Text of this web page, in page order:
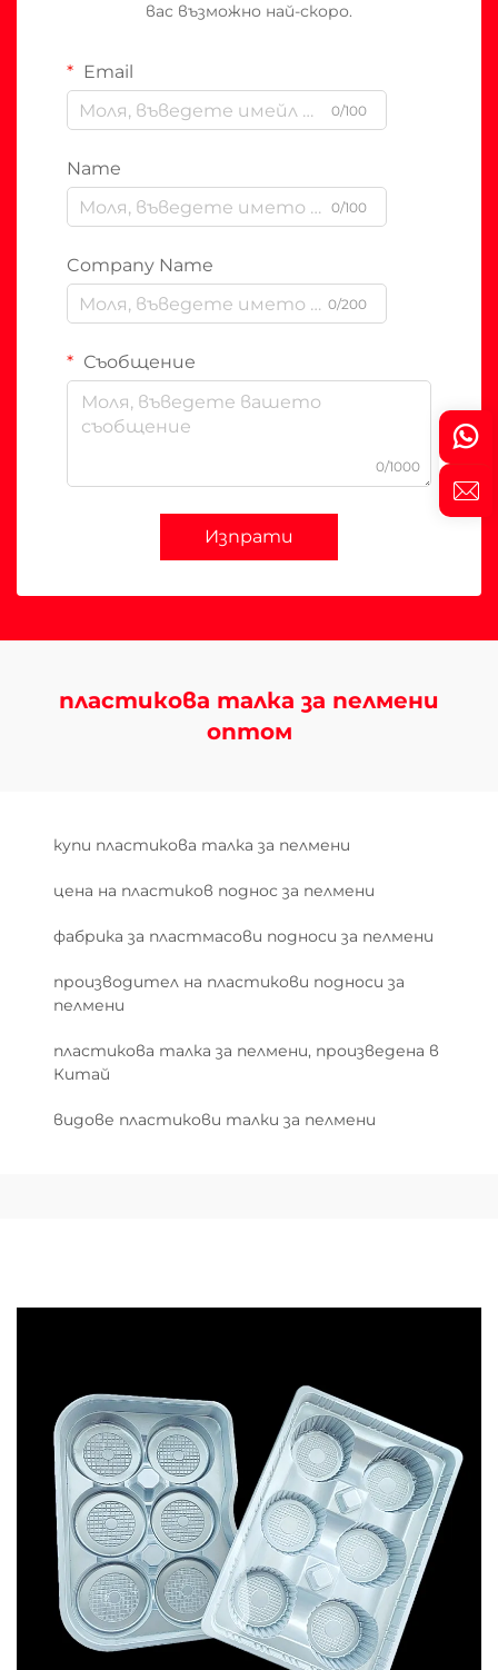
вас възможно най-скоро.
Email
0/100
Name
0/100
Company Name
0/200
Съобщение
0/1000
Изпрати
пластикова талка за пелмени
оптом
купи пластикова талка за пелмени
цена на пластиков поднос за пелмени
фабрика за пластмасови подноси за пелмени
производител на пластикови подноси за
пелмени
пластикова талка за пелмени, произведена в
Китай
видове пластикови талки за пелмени